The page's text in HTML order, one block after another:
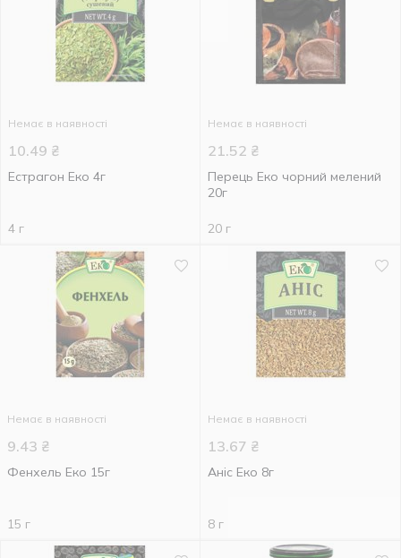
Немає в наявності
10.49 ₴
Естрагон Еко 4г
4 г
Немає в наявності
21.52 ₴
Перець Еко чорний мелений
20г
20 г
Немає в наявності
9.43 ₴
Фенхель Еко 15г
15 г
Немає в наявності
13.67 ₴
Аніс Еко 8г
8 г